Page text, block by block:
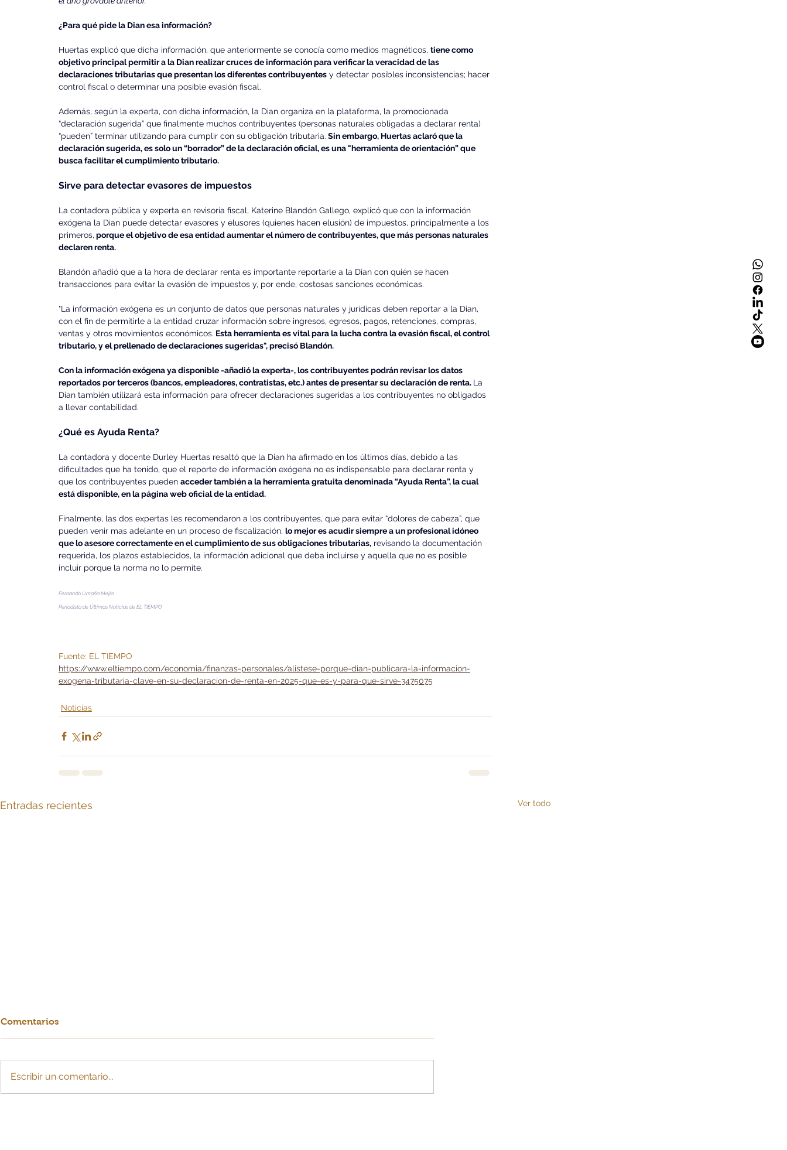
¿Para qué pide la Dian esa información?
Huertas explicó que dicha información, que anteriormente se conocía como medios magnéticos, tiene como
objetivo principal permitir a la Dian realizar cruces de información para verificar la veracidad de las
declaraciones tributarias que presentan los diferentes contribuyentes y detectar posibles inconsistencias; hacer
control fiscal o determinar una posible evasión fiscal.
Además, según la experta, con dicha información, la Dian organiza en la plataforma, la promocionada
“declaración sugerida” que finalmente muchos contribuyentes (personas naturales obligadas a declarar renta)
“pueden” terminar utilizando para cumplir con su obligación tributaria. Sin embargo, Huertas aclaró que la
declaración sugerida, es solo un “borrador” de la declaración oficial, es una "herramienta de orientación” que
busca facilitar el cumplimiento tributario.
Sirve para detectar evasores de impuestos
La contadora pública y experta en revisoría fiscal, Katerine Blandón Gallego, explicó que con la información
exógena la Dian puede detectar evasores y elusores (quienes hacen elusión) de impuestos, principalmente a los
primeros, porque el objetivo de esa entidad aumentar el número de contribuyentes, que más personas naturales
declaren renta.
Blandón añadió que a la hora de declarar renta es importante reportarle a la Dian con quién se hacen
transacciones para evitar la evasión de impuestos y, por ende, costosas sanciones económicas.
"La información exógena es un conjunto de datos que personas naturales y jurídicas deben reportar a la Dian,
con el fin de permitirle a la entidad cruzar información sobre ingresos, egresos, pagos, retenciones, compras,
ventas y otros movimientos económicos. Esta herramienta es vital para la lucha contra la evasión fiscal, el control
tributario, y el prellenado de declaraciones sugeridas", precisó Blandón.
Con la información exógena ya disponible -añadió la experta-, los contribuyentes podrán revisar los datos
reportados por terceros (bancos, empleadores, contratistas, etc.) antes de presentar su declaración de renta. La
Dian también utilizará esta información para ofrecer declaraciones sugeridas a los contribuyentes no obligados
a llevar contabilidad.
¿Qué es Ayuda Renta?
La contadora y docente Durley Huertas resaltó que la Dian ha afirmado en los últimos días, debido a las
dificultades que ha tenido, que el reporte de información exógena no es indispensable para declarar renta y
que los contribuyentes pueden acceder también a la herramienta gratuita denominada “Ayuda Renta”, la cual
está disponible, en la página web oficial de la entidad.
Finalmente, las dos expertas les recomendaron a los contribuyentes, que para evitar “dolores de cabeza”, que
pueden venir mas adelante en un proceso de fiscalización, lo mejor es acudir siempre a un profesional idóneo
que lo asesore correctamente en el cumplimiento de sus obligaciones tributarias, revisando la documentación
requerida, los plazos establecidos, la información adicional que deba incluirse y aquella que no es posible
incluir porque la norma no lo permite.
Fernando Umaña Mejía
Periodista de Últimas Noticias de EL TIEMPO
Fuente: EL TIEMPO
https://www.eltiempo.com/economia/finanzas-personales/alistese-porque-dian-publicara-la-informacion-
exogena-tributaria-clave-en-su-declaracion-de-renta-en-2025-que-es-y-para-que-sirve-3475075
Noticias
Entradas recientes Ver todo
Comentarios
Escribir un comentario...